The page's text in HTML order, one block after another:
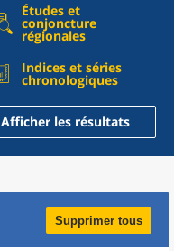
Études et
conjoncture
régionales
Indices et séries
chronologiques
Afficher les résultats
Supprimer tous